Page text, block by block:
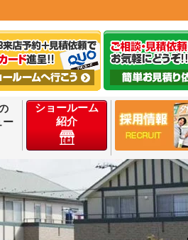
ー
ショールーム
紹介